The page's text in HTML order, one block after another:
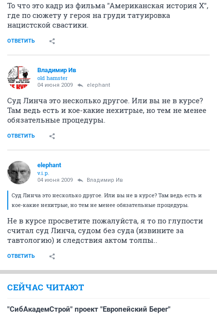
То что это кадр из фильма "Американская история Х",
где по сюжету у героя на груди татуировка
нацистской свастики.
ОТВЕТИТЬ
Владимир Ив
old hamster
04 июня 2009 elephant
Суд Линча это несколько другое. Или вы не в курсе?
Там ведь есть и кое-какие нехитрые, но тем не менее
обязательные процедуры.
ОТВЕТИТЬ
elephant
v.i.p.
04 июня 2009 Владимир Ив
Суд Линча это несколько другое. Или вы не в курсе? Там ведь есть и
кое-какие нехитрые, но тем не менее обязательные процедуры.
Не в курсе просветите пожалуйста, я то по глупости
считал суд Линча, судом без суда (извините за
тавтологию) и следствия актом толпы..
ОТВЕТИТЬ
СЕЙЧАС ЧИТАЮТ
"СибАкадемСтрой" проект "Европейский Берег"